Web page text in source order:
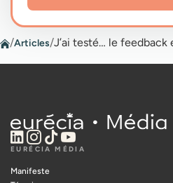
/Articles/J’ai testé… le feedback
EURÉCIA MÉDIA
Manifeste